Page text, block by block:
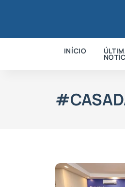
INÍCIO